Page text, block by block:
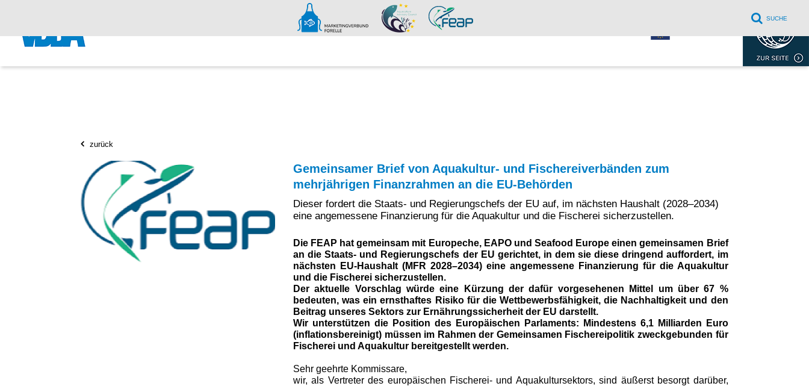
SUCHE
zurück
Gemeinsamer Brief von Aquakultur- und Fischereiverbänden zum
mehrjährigen Finanzrahmen an die EU-Behörden
Dieser fordert die Staats- und Regierungschefs der EU auf, im nächsten Haushalt (2028–2034)
eine angemessene Finanzierung für die Aquakultur und die Fischerei sicherzustellen.
Die FEAP hat gemeinsam mit Europeche, EAPO und Seafood Europe einen gemeinsamen Brief
an die Staats- und Regierungschefs der EU gerichtet, in dem sie diese dringend auffordert, im
nächsten EU-Haushalt (MFR 2028–2034) eine angemessene Finanzierung für die Aquakultur
und die Fischerei sicherzustellen.
Der aktuelle Vorschlag würde eine Kürzung der dafür vorgesehenen Mittel um über 67 %
bedeuten, was ein ernsthaftes Risiko für die Wettbewerbsfähigkeit, die Nachhaltigkeit und den
Beitrag unseres Sektors zur Ernährungssicherheit der EU darstellt.
Wir unterstützen die Position des Europäischen Parlaments: Mindestens 6,1 Milliarden Euro
(inflationsbereinigt) müssen im Rahmen der Gemeinsamen Fischereipolitik zweckgebunden für
Fischerei und Aquakultur bereitgestellt werden.
Sehr geehrte Kommissare,
wir, als Vertreter des europäischen Fischerei- und Aquakultursektors, sind äußerst besorgt darüber,